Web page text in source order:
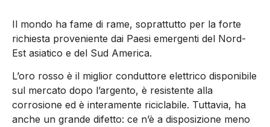
Il mondo ha fame di rame, soprattutto per la forte
richiesta proveniente dai Paesi emergenti del Nord-
Est asiatico e del Sud America.
L’oro rosso è il miglior conduttore elettrico disponibile
sul mercato dopo l’argento, è resistente alla
corrosione ed è interamente riciclabile. Tuttavia, ha
anche un grande difetto: ce n’è a disposizione meno